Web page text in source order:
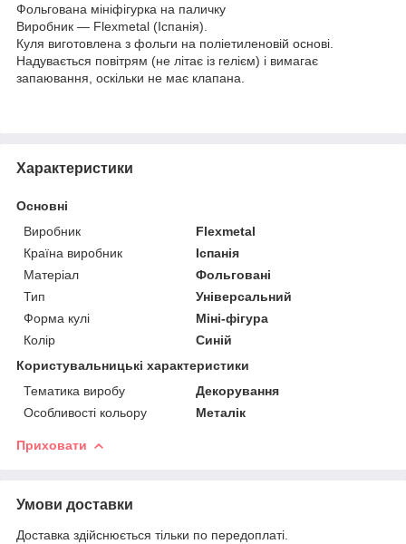
Фольгована мініфігурка на паличку
Виробник — Flexmetal (Іспанія).
Куля виготовлена з фольги на поліетиленовій основі.
Надувається повітрям (не літає із гелієм) і вимагає
запаювання, оскільки не має клапана.
Характеристики
Основні
Виробник
Flexmetal
Країна виробник
Іспанія
Матеріал
Фольговані
Тип
Універсальний
Форма кулі
Міні-фігура
Колір
Синій
Користувальницькі характеристики
Тематика виробу
Декорування
Особливості кольору
Металік
Приховати
Умови доставки
Доставка здійснюється тільки по передоплаті.